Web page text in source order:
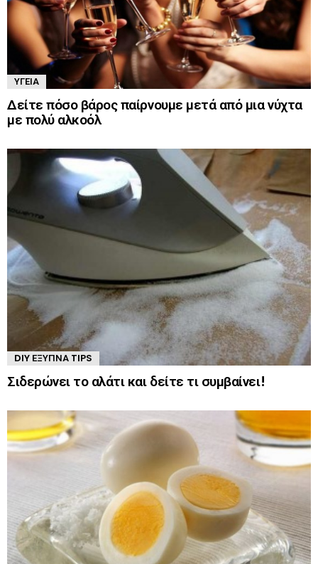
ΥΓΕΊΑ
Δείτε πόσο βάρος παίρνουμε μετά από μια νύχτα
με πολύ αλκοόλ
DIY ΈΞΥΠΝΑ TIPS
Σιδερώνει το αλάτι και δείτε τι συμβαίνει!